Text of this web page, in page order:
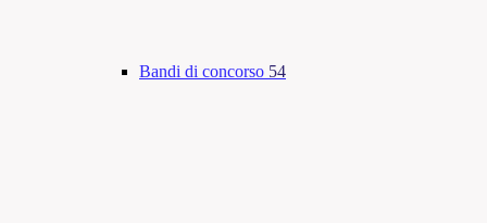
Bandi di concorso 54